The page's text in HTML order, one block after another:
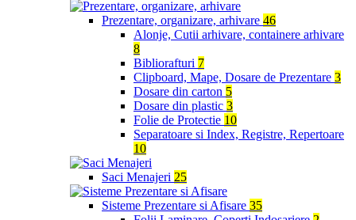
Prezentare, organizare, arhivare 46
Alonje, Cutii arhivare, containere arhivare
8
Bibliorafturi 7
Clipboard, Mape, Dosare de Prezentare 3
Dosare din carton 5
Dosare din plastic 3
Folie de Protectie 10
Separatoare si Index, Registre, Repertoare
10
Saci Menajeri 25
Sisteme Prezentare si Afisare 35